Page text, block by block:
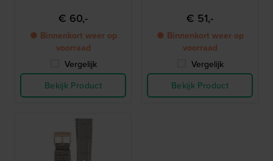
€ 60,-
● Binnenkort weer op
voorraad
Vergelijk
Bekijk Product
€ 51,-
● Binnenkort weer op
voorraad
Vergelijk
Bekijk Product